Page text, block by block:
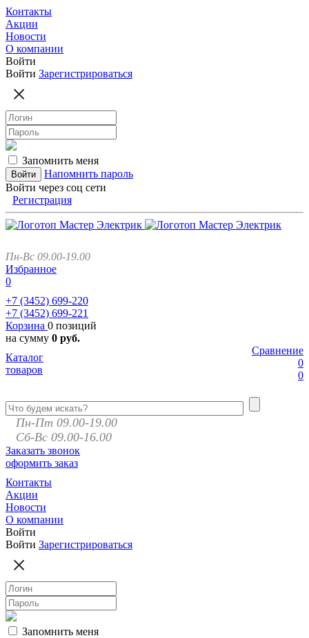
Контакты
Акции
Новости
О компании
Войти
Войти Зарегистрироваться
Запомнить меня
Напомнить пароль
Войти через соц сети
Регистрация
Пн-Вс 09.00-19.00
Избранное
0
+7 (3452) 699-220
+7 (3452) 699-221
Корзина 0 позиций
на сумму 0 руб.
Сравнение
0
0
Каталог
товаров
Пн-Пт 09.00-19.00
Сб-Вс 09.00-16.00
Заказать звонок
оформить заказ
Контакты
Акции
Новости
О компании
Войти
Войти Зарегистрироваться
Запомнить меня